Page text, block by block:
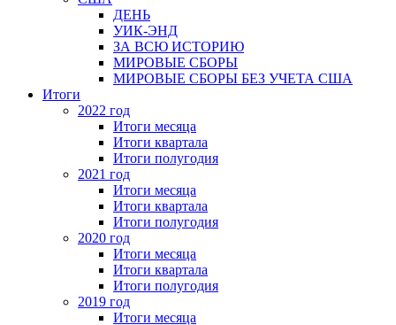
ДЕНЬ
УИК-ЭНД
ЗА ВСЮ ИСТОРИЮ
МИРОВЫЕ СБОРЫ
МИРОВЫЕ СБОРЫ БЕЗ УЧЕТА США
Итоги
2022 год
Итоги месяца
Итоги квартала
Итоги полугодия
2021 год
Итоги месяца
Итоги квартала
Итоги полугодия
2020 год
Итоги месяца
Итоги квартала
Итоги полугодия
2019 год
Итоги месяца